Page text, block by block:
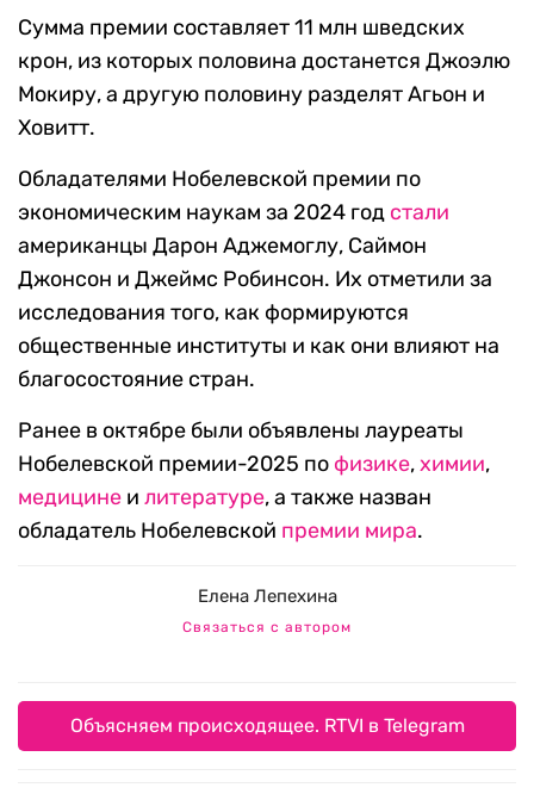
Сумма премии составляет 11 млн шведских
крон, из которых половина достанется Джоэлю
Мокиру, а другую половину разделят Агьон и
Ховитт.
Обладателями Нобелевской премии по
экономическим наукам за 2024 год стали
американцы Дарон Аджемоглу, Саймон
Джонсон и Джеймс Робинсон. Их отметили за
исследования того, как формируются
общественные институты и как они влияют на
благосостояние стран.
Ранее в октябре были объявлены лауреаты
Нобелевской премии-2025 по физике,химии,
медицине и литературе, а также назван
обладатель Нобелевской премии мира.
Елена Лепехина
Связаться с автором
Объясняем происходящее. RTVI в Telegram